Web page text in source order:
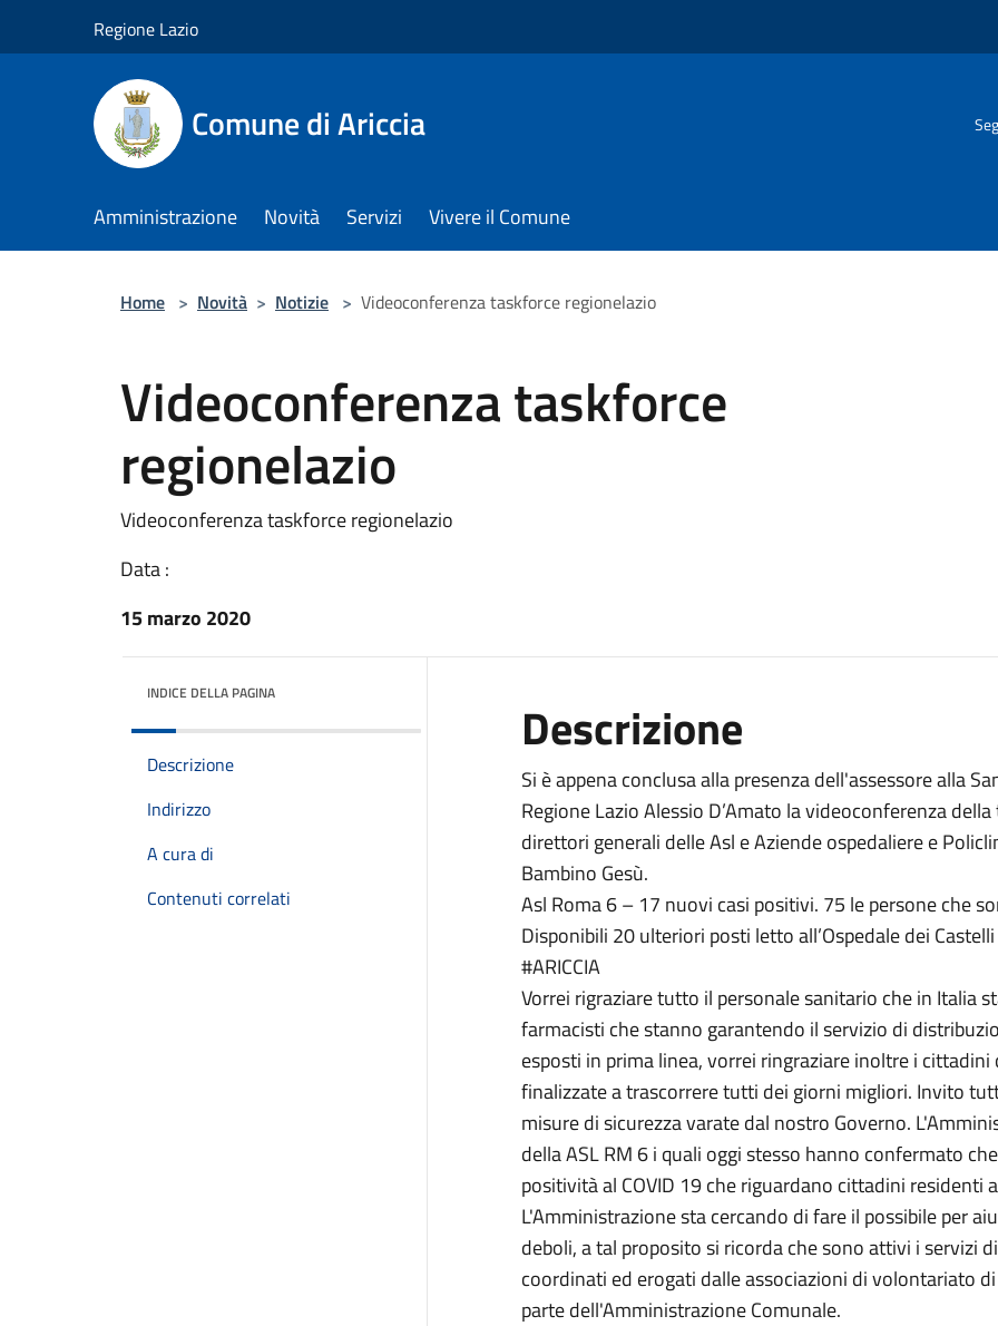
Regione Lazio
Comune di Ariccia
Amministrazione Novità Servizi Vivere il Comune
Home > Novità > Notizie > Videoconferenza taskforce regionelazio
Videoconferenza taskforce
regionelazio
Videoconferenza taskforce regionelazio
Data :
15 marzo 2020
INDICE DELLA PAGINA
Descrizione
Indirizzo
A cura di
Contenuti correlati
Descrizione
Si è appena conclusa alla presenza dell'assessore alla
Regione Lazio Alessio D’Amato la videoconferenza
direttori generali delle Asl e Aziende ospedaliere e
Bambino Gesù.
Asl Roma 6 – 17 nuovi casi positivi. 75 le persone che
Disponibili 20 ulteriori posti letto all’Ospedale dei
#ARICCIA
Vorrei rigraziare tutto il personale sanitario che in Italia
farmacisti che stanno garantendo il servizio di
esposti in prima linea, vorrei ringraziare inoltre i
finalizzate a trascorrere tutti dei giorni migliori. Invito
misure di sicurezza varate dal nostro Governo.
della ASL RM 6 i quali oggi stesso hanno confermato
positività al COVID 19 che riguardano cittadini residenti
L'Amministrazione sta cercando di fare il possibile per
deboli, a tal proposito si ricorda che sono attivi i servizi
coordinati ed erogati dalle associazioni di volontariato
parte dell'Amministrazione Comunale.